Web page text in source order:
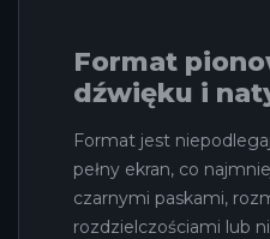
Format
dźwięku i
Format jest
pełny ekran, co
czarnymi paskami,
rozdzielczościami lub